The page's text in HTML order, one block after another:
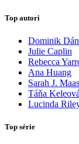
Top autori
Dominik Dán
Julie Caplin
Rebecca
Ana Huang
Sarah J. Maas
Táňa
Lucinda
Top série